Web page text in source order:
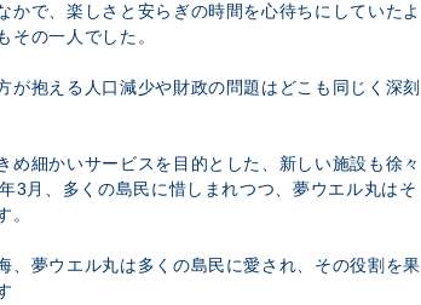
かで、楽しさと安らぎの時間を心待ちにしていたよ
その一人でした。
が抱える人口減少や財政の問題はどこも同じく深刻
め細かいサービスを目的とした、新しい施設も徐々
3月、多くの島民に惜しまれつつ、夢ウエル丸はそ
。
、夢ウエル丸は多くの島民に愛され、その役割を果